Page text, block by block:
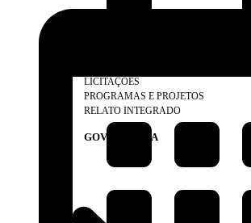
LICITAÇÕES
PROGRAMAS E PROJETOS
RELATO INTEGRADO
GOVERNANÇA